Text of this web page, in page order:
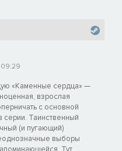
«Каменные сердца» —
взрослая
с основной
Таинственный
(и пугающий)
выборы
Тут